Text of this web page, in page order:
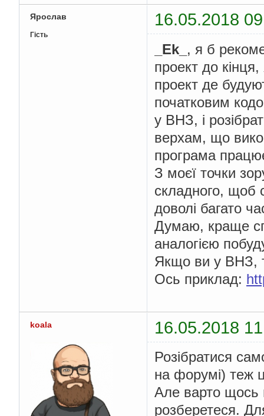
Ярослав 16.05.2018
Гість
_Ek_ , я б
проект до
проект де
початковим
у ВНЗ, і
верхам, що
програма
З моєї точки
складного, щоб
доволі багато
Думаю, краще
аналогією
Якщо ви у ВНЗ,
Ось приклад:
koala 16.05.2018
Розібратися
на форумі) теж
Але варто щось
розберетеся.